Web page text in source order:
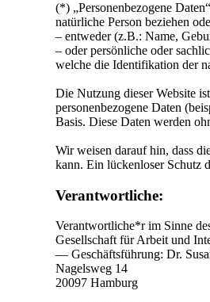
(*) „Personenbezogene
natürliche Person beziehen
– entweder (z.B.: Name,
– oder persönliche oder
welche die Identifikation der
Die Nutzung dieser Website
personenbezogene Daten
Basis. Diese Daten werden
Wir weisen darauf hin, dass
kann. Ein lückenloser Schutz
Verantwortliche:
Verantwortliche*r im Sinne
Gesellschaft für Arbeit und
— Geschäftsführung: Dr.
Nagelsweg 14
20097 Hamburg